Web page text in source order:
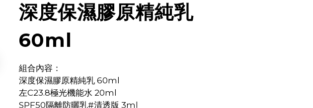
深度保濕膠原精純乳
60ml
組合內容：
深度保濕膠原精純乳 60ml
左C23.8極光機能水 20ml
SPF50隔離防曬乳#清透版 3ml